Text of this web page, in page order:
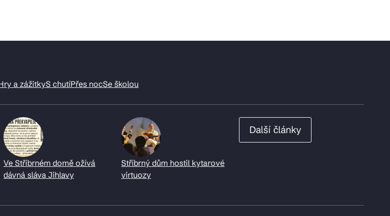
a zážitkyS chutíPřes nocSe školou
Ve Stříbrném domě ožívá
dávná sláva Jihlavy
Stříbrný dům hostil kytarové
virtuozy
Další články